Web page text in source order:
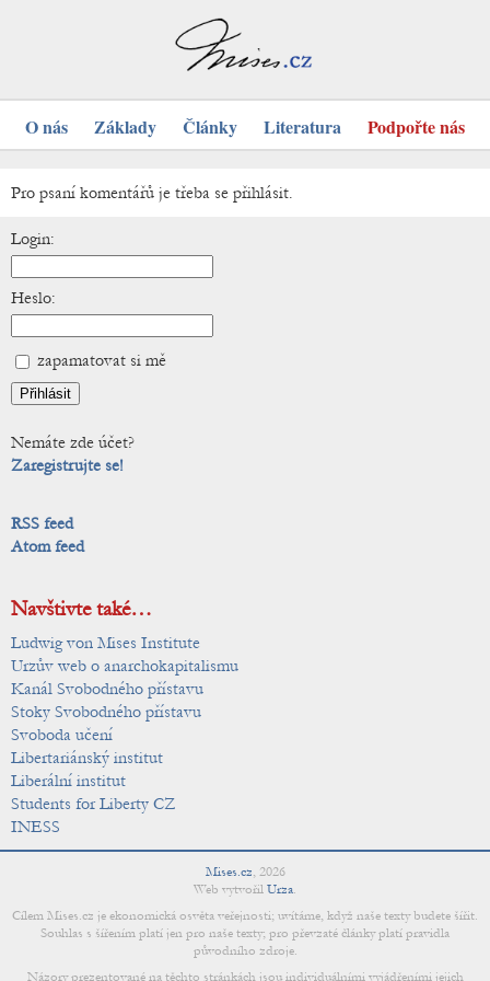
O nás Základy Články Literatura Podpořte nás
Pro psaní komentářů je třeba se přihlásit.
Login:
Heslo:
zapamatovat si mě
Nemáte zde účet?
Zaregistrujte se!
RSS feed
Atom feed
Navštivte také…
Ludwig von Mises Institute
Urzův web o anarchokapitalismu
Kanál Svobodného přístavu
Stoky Svobodného přístavu
Svoboda učení
Libertariánský institut
Liberální institut
Students for Liberty CZ
INESS
Mises.cz, 2026
Web vytvořil Urza.
Cílem Mises.cz je ekonomická osvěta veřejnosti; uvítáme, když naše texty budete šířit.
Souhlas s šířením platí jen pro naše texty; pro převzaté články platí pravidla
původního zdroje.
Názory prezentované na těchto stránkách jsou individuálními vyjádřeními jejich